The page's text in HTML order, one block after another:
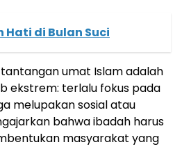
Hati di Bulan Suci
umat Islam adalah
ekstrem: terlalu fokus pada
melupakan sosial atau
bahwa ibadah harus
masyarakat yang